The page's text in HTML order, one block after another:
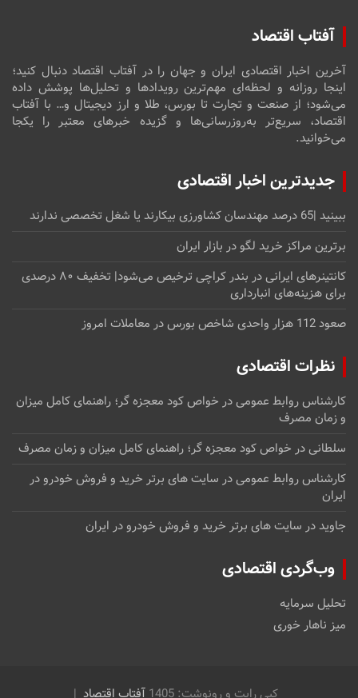
آفتاب اقتصاد
آخرین اخبار اقتصادی ایران و جهان را در آفتاب اقتصاد دنبال کنید؛
اینجا روزانه و لحظه‌ای مهم‌ترین رویدادها و تحلیل‌ها پوشش داده
می‌شود؛ از صنعت و تجارت تا بورس، طلا و ارز دیجیتال و… با آفتاب
اقتصاد، سریع‌تر به‌روزرسانی‌ها و گزیده خبرهای معتبر را یکجا
می‌خوانید.
جدیدترین اخبار اقتصادی
ببینید |65 درصد مهندسان کشاورزی بیکارند یا شغل تخصصی ندارند
برترین مراکز خرید لگو در بازار ایران
کانتینرهای ایرانی در بندر کراچی ترخیص می‌شود| تخفیف ۸۰ درصدی
برای هزینه‌های انبارداری
صعود 112 هزار واحدی شاخص بورس در معاملات امروز
نظرات اقتصادی
کارشناس روابط عمومیدرخواص کود معجزه گر؛ راهنمای کامل میزان
و زمان مصرف
سلطانیدرخواص کود معجزه گر؛ راهنمای کامل میزان و زمان مصرف
کارشناس روابط عمومیدرسایت های برتر خرید و فروش خودرو در
ایران
جاویددرسایت های برتر خرید و فروش خودرو در ایران
وب‌گردی اقتصادی
تحلیل سرمایه
میز ناهار خوری
کپی رایت و رونوشت: 1405 آفتاب اقتصاد